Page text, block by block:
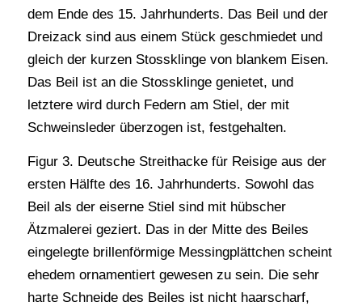
dem Ende des 15. Jahrhunderts. Das Beil und der
Dreizack sind aus einem Stück geschmiedet und
gleich der kurzen Stossklinge von blankem Eisen.
Das Beil ist an die Stossklinge genietet, und
letztere wird durch Federn am Stiel, der mit
Schweinsleder überzogen ist, festgehalten.
Figur 3. Deutsche Streithacke für Reisige aus der
ersten Hälfte des 16. Jahrhunderts. Sowohl das
Beil als der eiserne Stiel sind mit hübscher
Ätzmalerei geziert. Das in der Mitte des Beiles
eingelegte brillenförmige Messingplättchen scheint
ehedem ornamentiert gewesen zu sein. Die sehr
harte Schneide des Beiles ist nicht haarscharf,